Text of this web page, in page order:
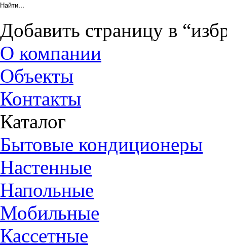
Добавить страницу в
О компании
Объекты
Контакты
Каталог
Бытовые кондиционеры
Настенные
Напольные
Мобильные
Кассетные